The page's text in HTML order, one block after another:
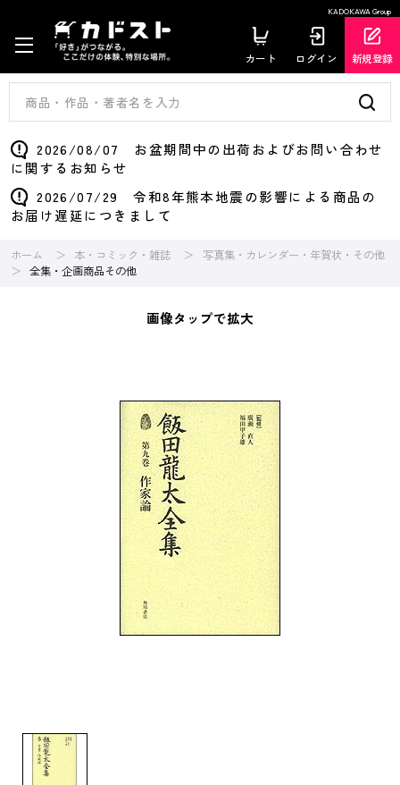
KADOKAWA Group
カート ログイン 新規登録
2026/08/07 お盆期間中の出荷およびお問い合わせ
に関するお知らせ
2026/07/29 令和8年熊本地震の影響による商品の
お届け遅延につきまして
ホーム 本・コミック・雑誌
写真集・カレンダー・年賀状・その他
全集・企画商品その他
画像タップで拡大